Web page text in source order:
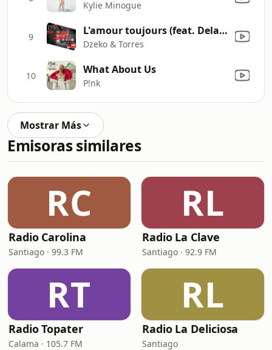
Kylie Minogue
9 L'amour toujours (feat. Delaney Jane) [Tiësto Edit]
Dzeko & Torres
10 What About Us
P!nk
Mostrar Más
Emisoras similares
RC
Radio Carolina
Santiago · 99.3 FM
RL
Radio La Clave
Santiago · 92.9 FM
RT
Radio Topater
Calama · 105.7 FM
RL
Radio La Deliciosa
Santiago